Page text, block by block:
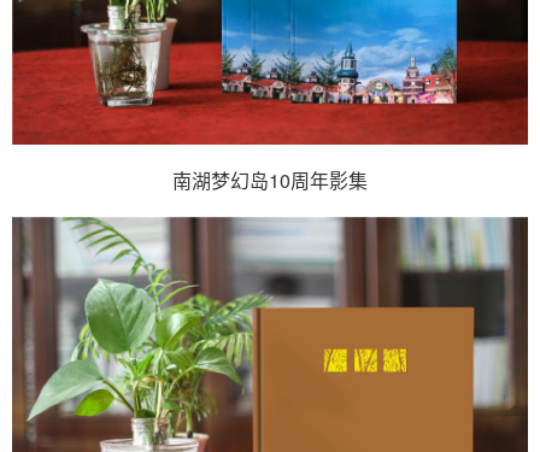
南湖梦幻岛10周年影集